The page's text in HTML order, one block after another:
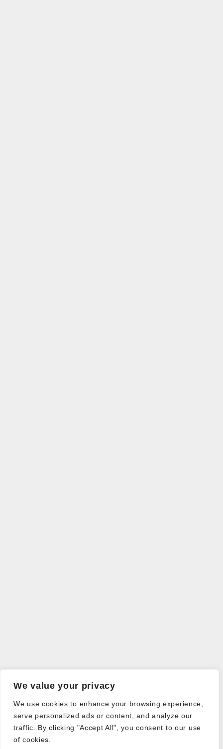
We value your privacy
We use cookies to enhance your browsing experience,
serve personalized ads or content, and analyze our
traffic. By clicking "Accept All", you consent to our use
of cookies.